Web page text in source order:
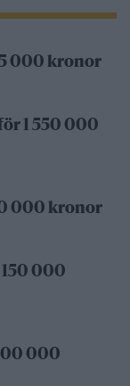
000 kronor
1 550 000
000 kronor
150 000
000